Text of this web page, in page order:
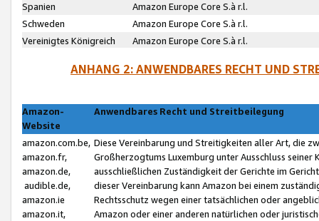
Spanien
Amazon Europe Core S.à r.l.
Schweden
Amazon Europe Core S.à r.l.
Vereinigtes Königreich
Amazon Europe Core S.à r.l.
ANHANG 2: ANWENDBARES RECHT UND
Amazon-
Website
Anwendbares Recht und Streitbeilegung
amazon.com.be,
amazon.fr,
amazon.de,
audible.de,
amazon.ie
amazon.it,
Diese Vereinbarung und Streitigkeiten aller Art, die
Großherzogtums Luxemburg unter Ausschluss
ausschließlichen Zuständigkeit der Gerichte im
dieser Vereinbarung kann Amazon bei einem
Rechtsschutz wegen einer tatsächlichen oder
Amazon oder einer anderen natürlichen oder